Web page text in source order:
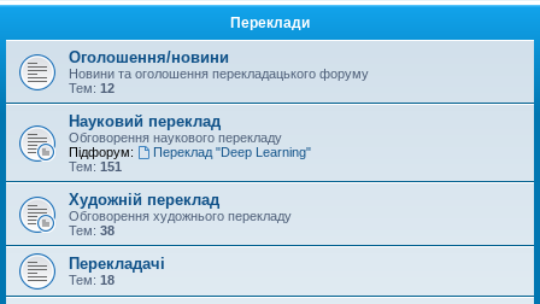
Переклади
Оголошення/новини
Новини та оголошення перекладацького форуму
Тем: 12
Науковий переклад
Обговорення наукового перекладу
Підфорум:
Переклад "Deep Learning"
Тем: 151
Художній переклад
Обговорення художнього перекладу
Тем: 38
Перекладачі
Тем: 18